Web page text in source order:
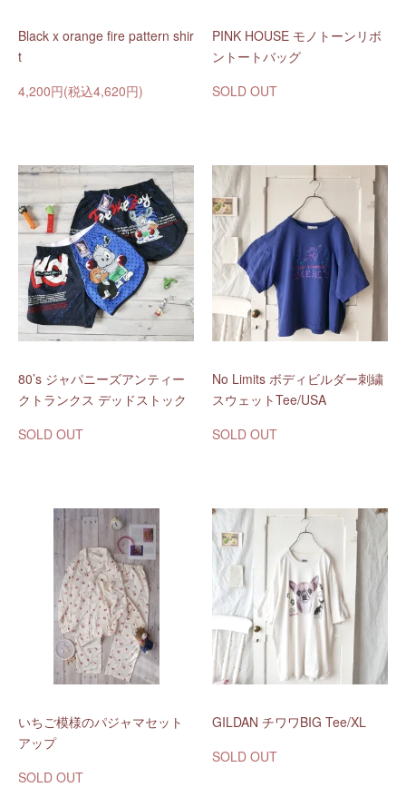
Black x orange fire pattern shir
t
4,200円(税込4,620円)
PINK HOUSE モノトーンリボ
ントートバッグ
SOLD OUT
80’s ジャパニーズアンティー
クトランクス デッドストック
SOLD OUT
No Limits ボディビルダー刺繍
スウェットTee/USA
SOLD OUT
いちご模様のパジャマセット
アップ
SOLD OUT
GILDAN チワワBIG Tee/XL
SOLD OUT